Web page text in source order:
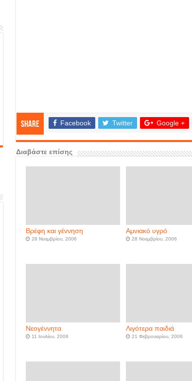
Share Facebook Twitter Google +
Διαβάστε επίσης
Βρέφη και γέννηση
28 Νοεμβρίου, 2006
Αμνιακό υγρό
28 Νοεμβρίου, 2006
Νεογέννητα
11 Ιουλίου, 2006
Λιγότερα παιδιά
21 Φεβρουαρίου, 2006